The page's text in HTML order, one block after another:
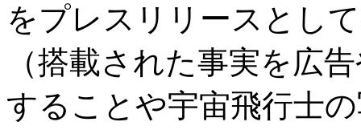
をプレスリリースとし
（搭載された事実を広
することや宇宙飛行士